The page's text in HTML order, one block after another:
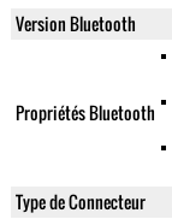
Version Bluetooth
Propriétés Bluetooth
Type de Connecteur